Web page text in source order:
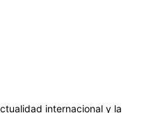
internacional y la